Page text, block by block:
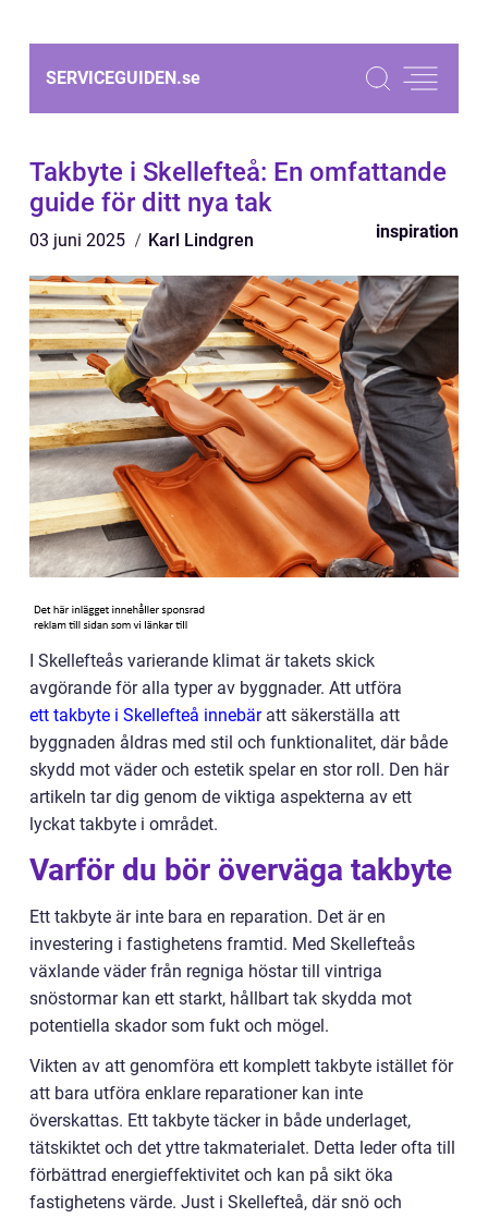
SERVICEGUIDEN.se
Takbyte i Skellefteå: En omfattande
guide för ditt nya tak
03 juni 2025 Karl Lindgren inspiration
I Skellefteås varierande klimat är takets skick
avgörande för alla typer av byggnader. Att utföra
ett takbyte i Skellefteå innebäratt säkerställa att
byggnaden åldras med stil och funktionalitet, där både
skydd mot väder och estetik spelar en stor roll. Den här
artikeln tar dig genom de viktiga aspekterna av ett
lyckat takbyte i området.
Varför du bör överväga takbyte
Ett takbyte är inte bara en reparation. Det är en
investering i fastighetens framtid. Med Skellefteås
växlande väder från regniga höstar till vintriga
snöstormar kan ett starkt, hållbart tak skydda mot
potentiella skador som fukt och mögel.
Vikten av att genomföra ett komplett takbyte istället för
att bara utföra enklare reparationer kan inte
överskattas. Ett takbyte täcker in både underlaget,
tätskiktet och det yttre takmaterialet. Detta leder ofta till
förbättrad energieffektivitet och kan på sikt öka
fastighetens värde. Just i Skellefteå, där snö och